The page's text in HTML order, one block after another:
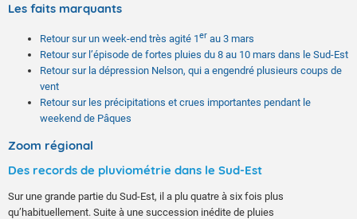
Les faits marquants
Retour sur un week-end très agité 1er au 3 mars
Retour sur l’épisode de fortes pluies du 8 au 10 mars dans le Sud-Est
Retour sur la dépression Nelson, qui a engendré plusieurs coups de
vent
Retour sur les précipitations et crues importantes pendant le
weekend de Pâques
Zoom régional
Des records de pluviométrie dans le Sud-Est
Sur une grande partie du Sud-Est, il a plu quatre à six fois plus
qu’habituellement. Suite à une succession inédite de pluies